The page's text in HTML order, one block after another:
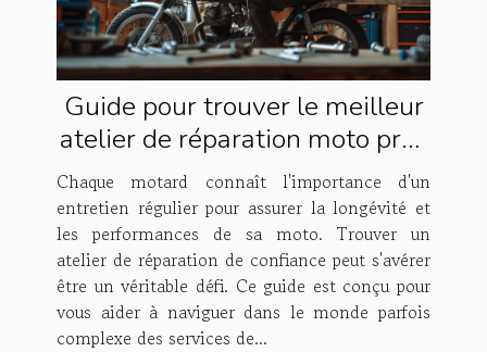
Guide pour trouver le meilleur
atelier de réparation moto près
de chez vous
Chaque motard connaît l'importance d'un
entretien régulier pour assurer la longévité et
les performances de sa moto. Trouver un
atelier de réparation de confiance peut s'avérer
être un véritable défi. Ce guide est conçu pour
vous aider à naviguer dans le monde parfois
complexe des services de...